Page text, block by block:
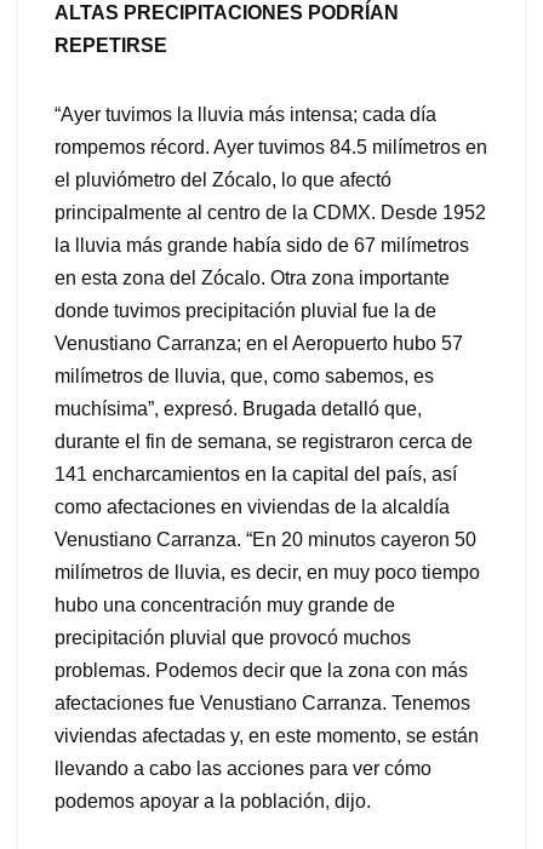
ALTAS PRECIPITACIONES PODRÍAN
REPETIRSE
“Ayer tuvimos la lluvia más intensa; cada día
rompemos récord. Ayer tuvimos 84.5 milímetros en
el pluviómetro del Zócalo, lo que afectó
principalmente al centro de la CDMX. Desde 1952
la lluvia más grande había sido de 67 milímetros
en esta zona del Zócalo. Otra zona importante
donde tuvimos precipitación pluvial fue la de
Venustiano Carranza; en el Aeropuerto hubo 57
milímetros de lluvia, que, como sabemos, es
muchísima”, expresó. Brugada detalló que,
durante el fin de semana, se registraron cerca de
141 encharcamientos en la capital del país, así
como afectaciones en viviendas de la alcaldía
Venustiano Carranza. “En 20 minutos cayeron 50
milímetros de lluvia, es decir, en muy poco tiempo
hubo una concentración muy grande de
precipitación pluvial que provocó muchos
problemas. Podemos decir que la zona con más
afectaciones fue Venustiano Carranza. Tenemos
viviendas afectadas y, en este momento, se están
llevando a cabo las acciones para ver cómo
podemos apoyar a la población, dijo.